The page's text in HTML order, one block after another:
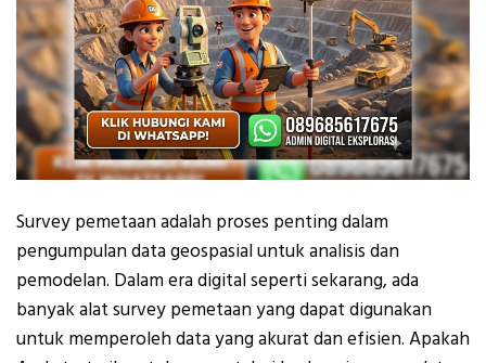
Survey pemetaan adalah proses penting dalam
pengumpulan data geospasial untuk analisis dan
pemodelan. Dalam era digital seperti sekarang, ada
banyak alat survey pemetaan yang dapat digunakan
untuk memperoleh data yang akurat dan efisien. Apakah